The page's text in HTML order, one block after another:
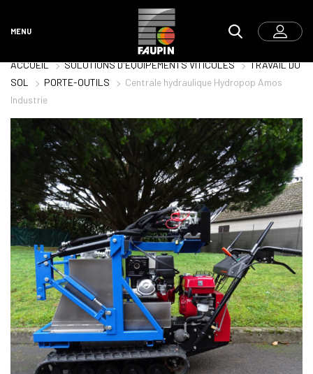
MENU
ACCUEIL SOLUTIONS D'ÉQUIPEMENTS VITICOLES
TRAVAIL DU
SOL
PORTE-OUTILS
Centrale hydraulique Hydropop Amos
Industrie